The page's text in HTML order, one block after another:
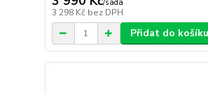
/sada
3 298 Kč bez DPH
Přidat do košíku